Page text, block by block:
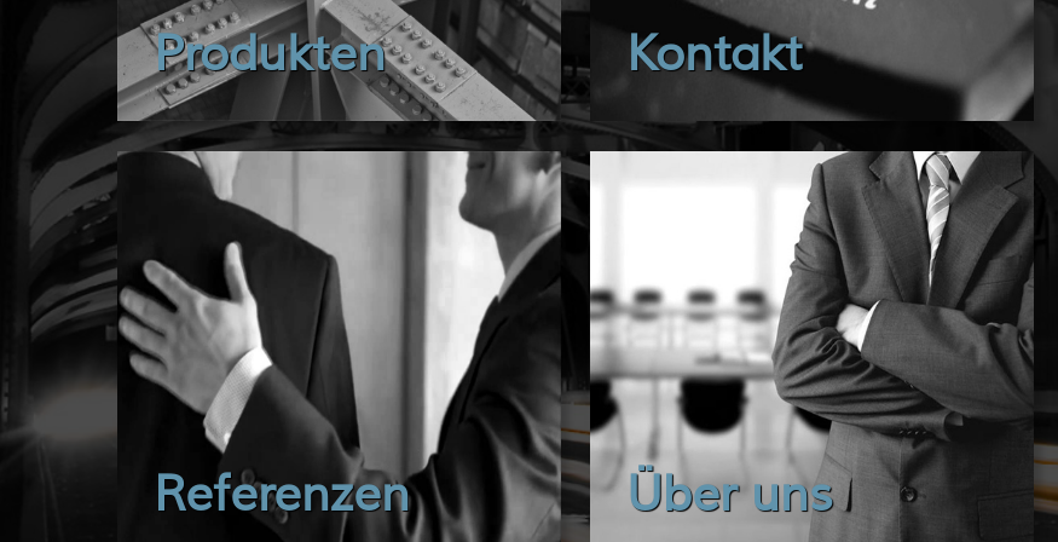
Produkten Kontakt
Referenzen Über uns